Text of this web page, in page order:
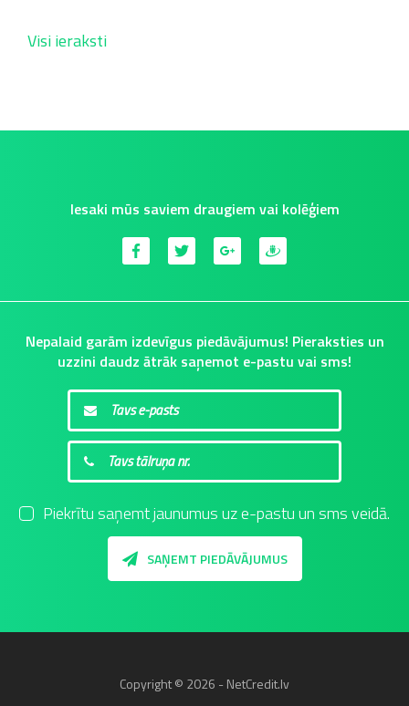
Visi ieraksti
Iesaki mūs saviem draugiem vai kolēģiem
Nepalaid garām izdevīgus piedāvājumus! Pieraksties un
uzzini daudz ātrāk saņemot e-pastu vai sms!
Piekrītu saņemt jaunumus uz e-pastu un sms veidā.
SAŅEMT PIEDĀVĀJUMUS
Copyright © 2026 - NetCredit.lv